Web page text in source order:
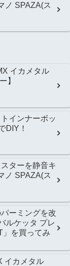
ノ SPAZA(ス
イカメタル
】
インナーボッ
DIY！
ターを静音キ
ノ SPAZA(ス
ーミングを改
ルケッタ プレ
」を買ってみ
イカメタル